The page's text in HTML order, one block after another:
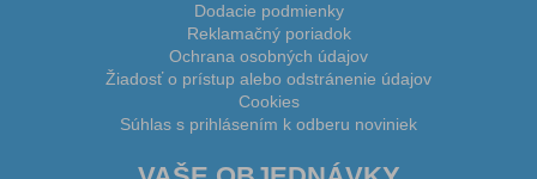
Dodacie podmienky
Reklamačný poriadok
Ochrana osobných údajov
Žiadosť o prístup alebo odstránenie údajov
Cookies
Súhlas s prihlásením k odberu noviniek